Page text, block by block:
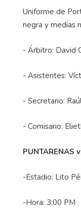
Uniforme de
negra y medias
- Árbitro: David
- Asistentes:
- Secretario:
- Comisario:
PUNTARENAS
-Estadio: Lito
-Hora: 3:00 PM